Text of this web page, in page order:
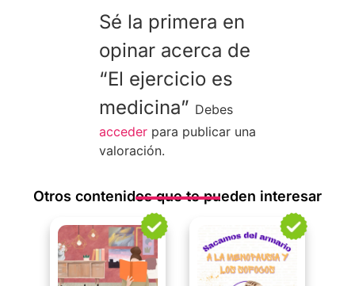
Sé la primera en
opinar acerca de
“El ejercicio es
medicina” Debes
accederpara publicar una
valoración.
Otros contenidos que te pueden interesar